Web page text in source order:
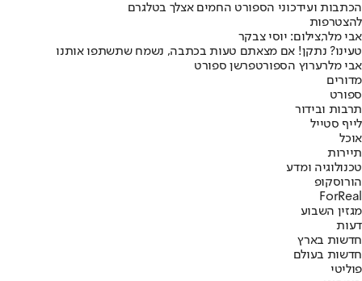
הכתבות ועידכוני הספורט החמים אצלך בטלגרם
להצטרפות
אבי מלר,צילום: יוסי צבקר
טעינו? נתקן! אם מצאתם טעות בכתבה, נשמח שתשתפו אותנו
אבי מלרערוץ הספורטפרשן ספורט
מדורים
ספורט
תרבות ובידור
לייף סטייל
אוכל
תיירות
טכנולוגיה ומדע
הורוסקופ
ForReal
מגזין השבוע
דעות
חדשות בארץ
חדשות בעולם
פוליטי